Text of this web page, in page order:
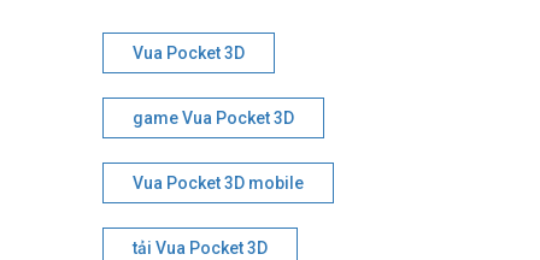
Vua Pocket 3D
game Vua Pocket 3D
Vua Pocket 3D mobile
tải Vua Pocket 3D